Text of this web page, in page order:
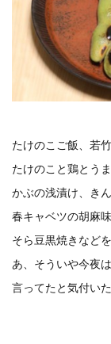
たけのこご飯、若竹
たけのこと鶏とう
かぶの浅漬け、きん
春キャベツの胡麻味
そら豆黒焼きなど
あ、そういや今夜
言ってたと気付いた